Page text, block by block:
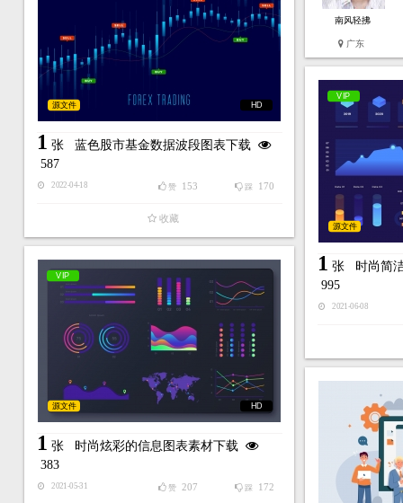
南风轻拂
广东
HD
源文件
1 张 蓝色股市基金数据波段图表下载
587
2022-04-18 踩 170
赞 153
收藏
VIP
源文件
1 张 时尚简
995
2021-06-08
VIP
HD
源文件
1 张 时尚炫彩的信息图表素材下载
383
2021-05-31 踩 172
赞 207